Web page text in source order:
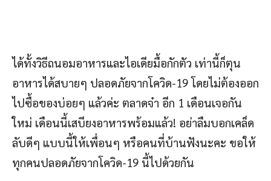
ได้ทั้งวิธีถนอมอาหารและไอเดียมื้อกักตัว เท่านี้ก็ตุน
อาหารได้สบายๆ ปลอดภัยจากโควิด-19 โดยไม่ต้องออก
ไปซื้อของบ่อยๆ แล้วค่ะ ตลาดจ๋า อีก 1 เดือนเจอกัน
ใหม่ เดือนนี้เสบียงอาหารพร้อมแล้ว! อย่าลืมบอกเคล็ด
ลับดีๆ แบบนี้ให้เพื่อนๆ หรือคนที่บ้านฟังนะคะ ขอให้
ทุกคนปลอดภัยจากโควิด-19 นี้ไปด้วยกัน